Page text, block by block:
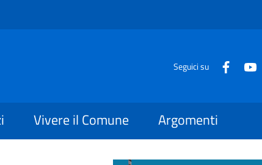
Seguici su
Vivere il Comune Argomenti